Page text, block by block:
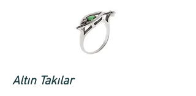
Altın Takılar